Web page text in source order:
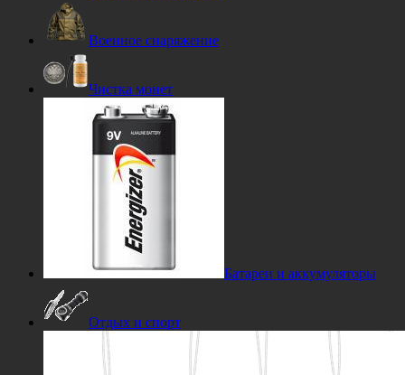
Военное снаряжение
Чистка монет
Батареи и аккумуляторы
Отдых и спорт